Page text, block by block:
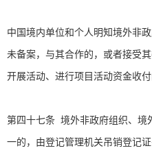
中国境内单位和个人明知境外非
未备案，与其合作的，或者接受
开展活动、进行项目活动资金收
第四十七条 境外非政府组织、境
一的，由登记管理机关吊销登记